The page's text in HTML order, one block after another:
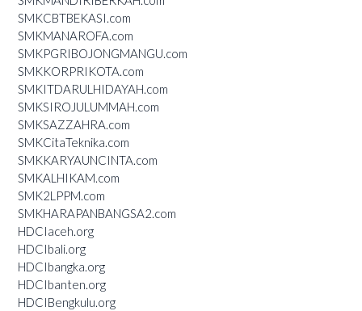
SMKCBTBEKASI.com
SMKMANAROFA.com
SMKPGRIBOJONGMANGU.com
SMKKORPRIKOTA.com
SMKITDARULHIDAYAH.com
SMKSIROJULUMMAH.com
SMKSAZZAHRA.com
SMKCitaTeknika.com
SMKKARYAUNCINTA.com
SMKALHIKAM.com
SMK2LPPM.com
SMKHARAPANBANGSA2.com
HDCIaceh.org
HDCIbali.org
HDCIbangka.org
HDCIbanten.org
HDCIBengkulu.org